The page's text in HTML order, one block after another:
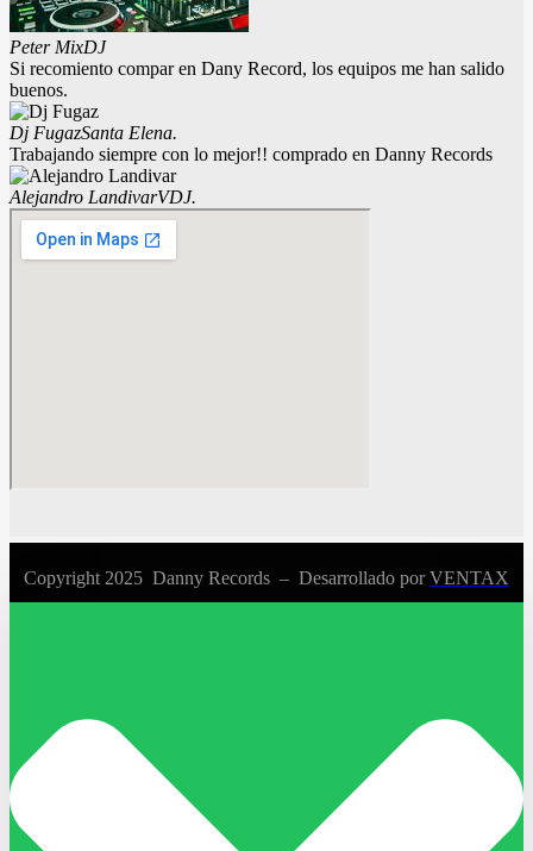
Peter MixDJ
Si recomiento compar en Dany Record, los equipos me han salido
buenos.
Dj FugazSanta Elena.
Trabajando siempre con lo mejor!! comprado en Danny Records
Alejandro LandivarVDJ.
Copyright 2025 Danny Records – Desarrollado porVENTAX